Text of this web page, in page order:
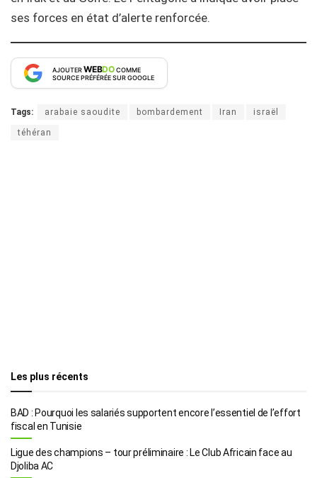
ses forces en état d’alerte renforcée.
AJOUTERWEBDOCOMME
SOURCE PRÉFÉRÉE SUR GOOGLE
Tags: arabaie saoudite bombardement Iran israël
téhéran
Les plus récents
BAD : Pourquoi les salariés supportent encore l’essentiel de l’effort
fiscal en Tunisie
Ligue des champions – tour préliminaire : Le Club Africain face au
Djoliba AC